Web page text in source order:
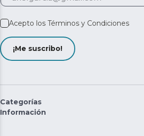
Acepto los Términos y Condiciones
¡Me suscribo!
Categorías
Información